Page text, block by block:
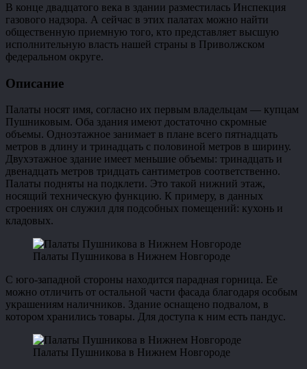
В конце двадцатого века в здании разместилась Инспекция
газового надзора. А сейчас в этих палатах можно найти
общественную приемную того, кто представляет высшую
исполнительную власть нашей страны в Приволжском
федеральном округе.
Описание
Палаты носят имя, согласно их первым владельцам — купцам
Пушниковым. Оба здания имеют достаточно скромные
объемы. Одноэтажное занимает в плане всего пятнадцать
метров в длину и тринадцать с половиной метров в ширину.
Двухэтажное здание имеет меньшие объемы: тринадцать и
двенадцать метров тридцать сантиметров соответственно.
Палаты подняты на подклети. Это такой нижний этаж,
носящий техническую функцию. К примеру, в данных
строениях он служил для подсобных помещений: кухонь и
кладовых.
Палаты Пушникова в Нижнем Новгороде
С юго-западной стороны находится парадная горница. Ее
можно отличить от остальной части фасада благодаря особым
украшениям наличников. Здание оснащено подвалом, в
котором хранились товары. Для доступа к ним есть пандус.
Палаты Пушникова в Нижнем Новгороде